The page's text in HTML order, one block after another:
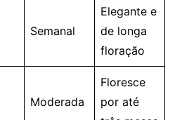
Semanal
Elegante e
de longa
floração
Moderada
Floresce
por até